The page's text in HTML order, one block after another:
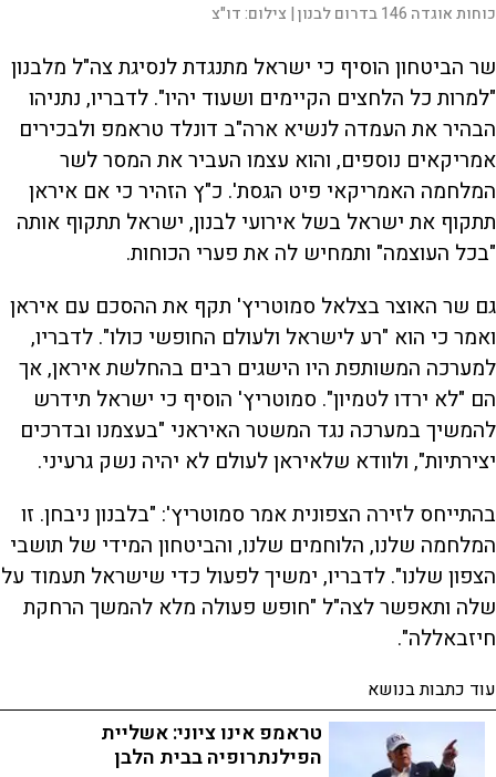
כוחות אוגדה 146 בדרום לבנון | צילום:דו"צ
שר הביטחון הוסיף כי ישראל מתנגדת לנסיגת צה"ל מלבנון
"למרות כל הלחצים הקיימים ושעוד יהיו". לדבריו, נתניהו
הבהיר את העמדה לנשיא ארה"ב דונלד טראמפ ולבכירים
אמריקאים נוספים, והוא עצמו העביר את המסר לשר
המלחמה האמריקאי פיט הגסת'. כ"ץ הזהיר כי אם איראן
תתקוף את ישראל בשל אירועי לבנון, ישראל תתקוף אותה
"בכל העוצמה" ותמחיש לה את פערי הכוחות.
גם שר האוצר בצלאל סמוטריץ' תקף את ההסכם עם איראן
ואמר כי הוא "רע לישראל ולעולם החופשי כולו". לדבריו,
למערכה המשותפת היו הישגים רבים בהחלשת איראן, אך
הם "לא ירדו לטמיון". סמוטריץ' הוסיף כי ישראל תידרש
להמשיך במערכה נגד המשטר האיראני "בעצמנו ובדרכים
יצירתיות", ולוודא שלאיראן לעולם לא יהיה נשק גרעיני.
בהתייחס לזירה הצפונית אמר סמוטריץ': "בלבנון ניבחן. זו
המלחמה שלנו, הלוחמים שלנו, והביטחון המידי של תושבי
הצפון שלנו". לדבריו, ימשיך לפעול כדי שישראל תעמוד על
שלה ותאפשר לצה"ל "חופש פעולה מלא להמשך הרחקת
חיזבאללה".
עוד כתבות בנושא
טראמפ אינו ציוני: אשליית
הפילנתרופיה בבית הלבן